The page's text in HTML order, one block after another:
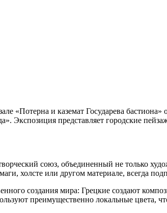
«Потерна и каземат Государева
Экспозиция представляет городские
союз, объединенный не только
холсте или другом материале, всегда
создания мира: Грецкие создают
преимущественно локальные цвета,